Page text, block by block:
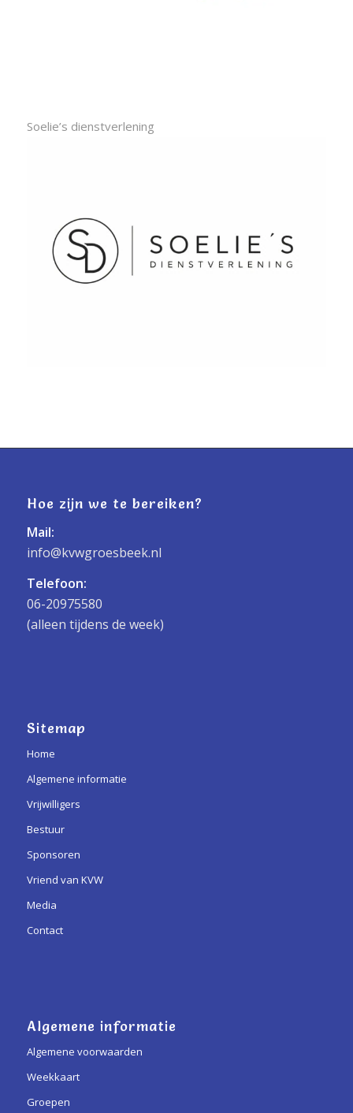
Soelie’s dienstverlening
Hoe zijn we te bereiken?
Mail:
info@kvwgroesbeek.nl
Telefoon:
06-20975580
(alleen tijdens de week)
Sitemap
Home
Algemene informatie
Vrijwilligers
Bestuur
Sponsoren
Vriend van KVW
Media
Contact
Algemene informatie
Algemene voorwaarden
Weekkaart
Groepen